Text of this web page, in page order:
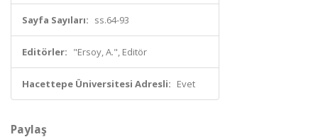
Sayfa Sayıları: ss.64-93
Editörler: "Ersoy, A.", Editör
Hacettepe Üniversitesi Adresli: Evet
Paylaş